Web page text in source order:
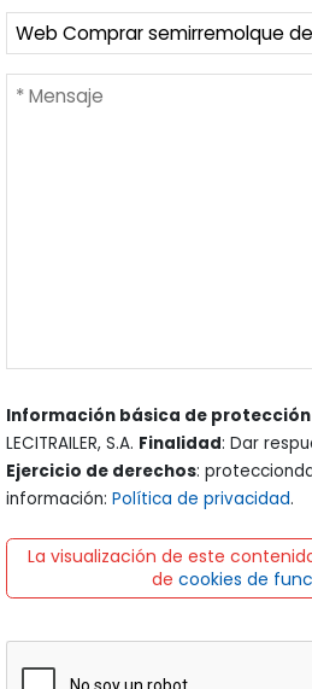
Información básica de
LECITRAILER, S.A. Finalidad: Dar
Ejercicio de derechos:
información: Política de privacidad.
La visualización de este
de cookies de